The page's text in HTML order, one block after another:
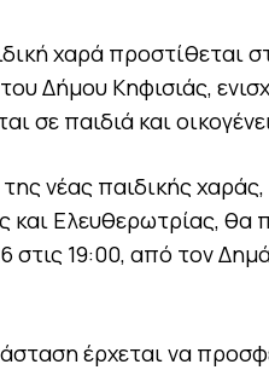
χαρά προστίθεται
του Δήμου Κηφισιάς,
σε παιδιά και
της νέας παιδικής
και Ελευθερωτρίας,
στις 19:00, από τον
έρχεται να